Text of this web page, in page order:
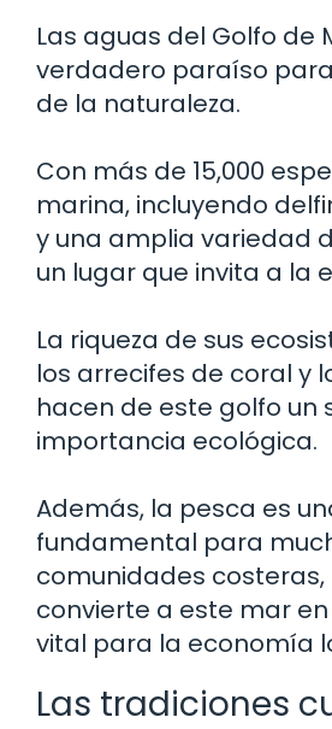
Las aguas del Golfo de
verdadero paraíso
de la naturaleza.
Con más de 15,000
marina, incluyendo
y una amplia variedad
un lugar que invita a la
La riqueza de sus
los arrecifes de coral y
hacen de este golfo un
importancia ecológica.
Además, la pesca es
fundamental para
comunidades costeras,
convierte a este mar
vital para la economía
Las tradiciones